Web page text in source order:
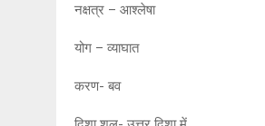
नक्षत्र – आश्लेषा
योग – व्याघात
करण- बव